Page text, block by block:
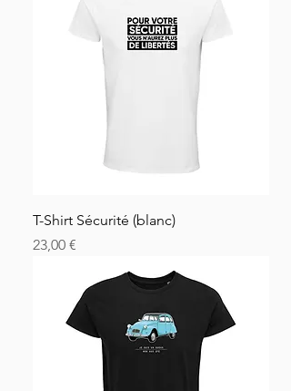
T-Shirt Sécurité (blanc)
Price
23,00 €